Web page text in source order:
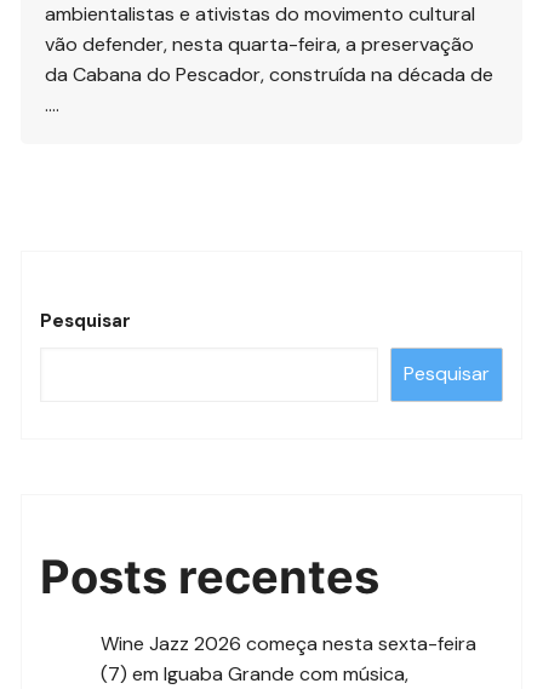
ambientalistas e ativistas do movimento cultural
vão defender, nesta quarta-feira, a preservação
da Cabana do Pescador, construída na década de
….
Pesquisar
Pesquisar
Posts recentes
Wine Jazz 2026 começa nesta sexta-feira
(7) em Iguaba Grande com música,